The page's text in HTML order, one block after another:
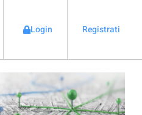
Login Registrati